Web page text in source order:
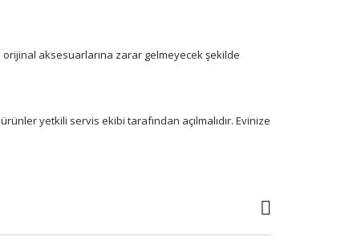
aksesuarlarına zarar gelmeyecek şekilde
yetkili servis ekibi tarafından açılmalıdır. Evinize